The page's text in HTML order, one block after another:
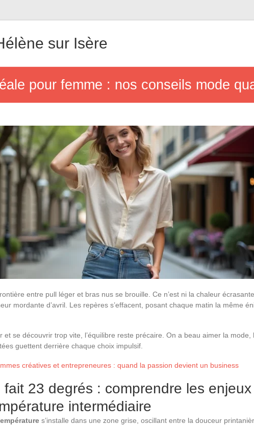
sur Isère
pour femme : nos conseils mode
entre pull léger et bras nus se brouille. Ce n’est ni la chaleur
mordante d’avril. Les repères s’effacent, posant chaque matin la même
et se découvrir trop vite, l’équilibre reste précaire. On a beau aimer la mode,
guettent derrière chaque choix impulsif.
créatives et entrepreneures : quand la passion devient un business
fait 23 degrés : comprendre les enjeux
intermédiaire
s’installe dans une zone grise, oscillant entre la douceur